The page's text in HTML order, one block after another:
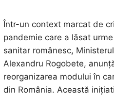
Într-un context marcat de
pandemie care a lăsat
sanitar românesc, Ministerul
Alexandru Rogobete,
reorganizarea modului în
din România. Această